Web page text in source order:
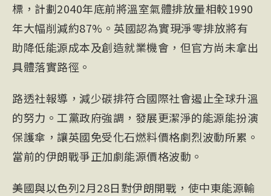
標，計劃2040年底前將溫室氣體排放量相較1990
年大幅削減約87%。英國認為實現淨零排放將有
助降低能源成本及創造就業機會，但官方尚未拿出
具體落實路徑。
路透社報導，減少碳排符合國際社會遏止全球升溫
的努力。工黨政府強調，發展更潔淨的能源能扮演
保護傘，讓英國免受化石燃料價格劇烈波動所累。
當前的伊朗戰爭正加劇能源價格波動。
美國與以色列2月28日對伊朗開戰，使中東能源輸